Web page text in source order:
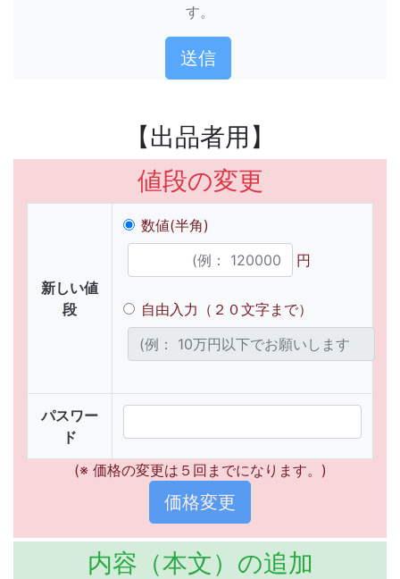
す。
【出品者用】
値段の変更
新しい値
段
数値(半角)
円
自由入力（２０文字まで）
パスワー
ド
(※ 価格の変更は５回までになります。)
内容（本文）の追加